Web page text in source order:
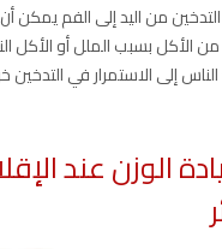
من اليد إلى الفم يمكن
بسبب الملل أو الأكل
إلى الاستمرار في التدخين
الوزن عند